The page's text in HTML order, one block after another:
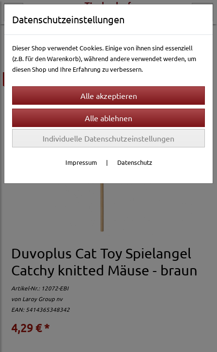
Katzenwelt Katzenspielzeug Katzenspielangeln & Co
Duvoplus Cat Toy Spielangel
Catchy knitted Mäuse - braun
Artikel-Nr.: 12072-EBI
von Laroy Group nv
EAN: 5414365348342
4,29 € *
Datenschutzeinstellungen
Dieser Shop verwendet Cookies. Einige von ihnen sind essenziell
(z.B. für den Warenkorb), während andere verwendet werden, um
diesen Shop und Ihre Erfahrung zu verbessern.
Individuelle Datenschutzeinstellungen
Impressum | Datenschutz